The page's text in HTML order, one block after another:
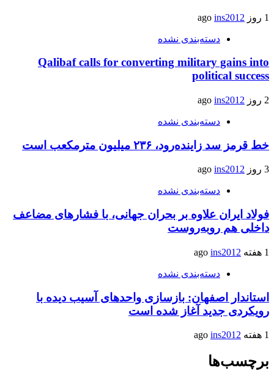
1 روز ago ins2012
دسته‌بندی نشده
Qalibaf calls for converting military gains into
political success
2 روز ago ins2012
دسته‌بندی نشده
خط قرمز سد زاینده‌رود، ۲۳۶ میلیون مترمکعب است
3 روز ago ins2012
دسته‌بندی نشده
فولاد ایران علاوه بر بحران جهانی، با فشارهای مضاعف
داخلی هم روبه‌روست
1 هفته ago ins2012
دسته‌بندی نشده
استاندار اصفهان: بازسازی واحدهای آسیب دیده با
رویکردی جدید آغاز شده است
1 هفته ago ins2012
برچسب‌ها